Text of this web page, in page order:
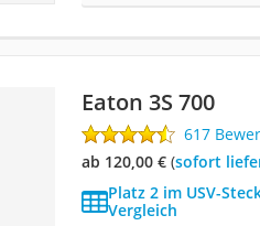
Eaton 3S 700
617
ab 120,00 €( Sofort
Platz 2 im USV-
Vergleich